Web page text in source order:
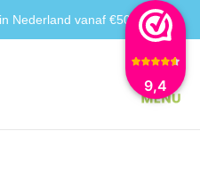
9,4
Nederland vanaf €50